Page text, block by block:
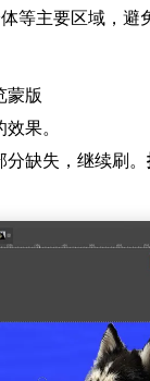
等主要区域，避
蒙版
果。
缺失，继续刷。